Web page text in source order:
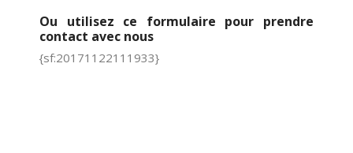
Ou utilisez ce formulaire pour prendre
contact avec nous
{sf:20171122111933}